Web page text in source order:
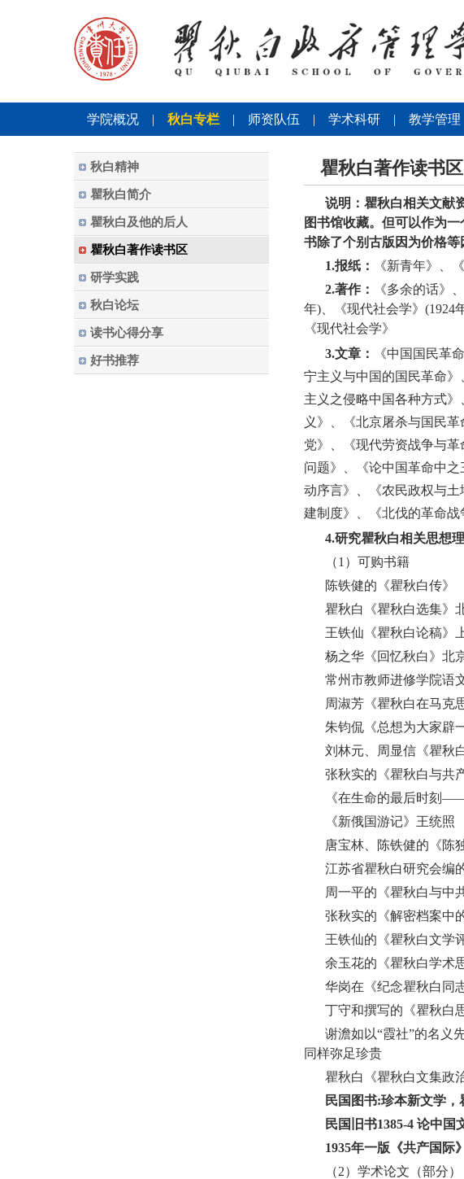
学院概况 | 秋白专栏 | 师资队伍 | 学术科研 | 教学管理
秋白精神
瞿秋白简介
瞿秋白及他的后人
瞿秋白著作读书区
研学实践
秋白论坛
读书心得分享
好书推荐
瞿秋白著作读书区
说明：瞿秋白相关文献
图书馆收藏。但可以作为
书除了个别古版因为价格等
1.报纸：
《新青年》、
2.著作： 《多余的话》
年)、《现代社会学》 (1924
《现代社会学》
3.文章：
《中国国民革
宁主义与中国的国民革命
主义之侵略中国各种方式
义》、《北京屠杀与国民
党》、《现代劳资战争与
问题》、《论中国革命中
动序言》、《农民政权与
建制度》、《北伐的革命
4.研究瞿秋白相关思想
（1 ）可购书籍
陈铁健的《瞿秋白传》
瞿秋白《瞿秋白选集》
王铁仙《瞿秋白论稿》
杨之华《回忆秋白》北
常州市教师进修学院语
周淑芳《瞿秋白在马克
朱钧侃《总想为大家辟
刘林元、周显信《瞿秋
张秋实的《瞿秋白与共
《在生命的最后时刻
《新俄国游记》王统照
唐宝林、陈铁健的《陈
江苏省瞿秋白研究会编
周一平的《瞿秋白与中
张秋实的《解密档案中
王铁仙的《瞿秋白文学
余玉花的《瞿秋白学术
华岗在《纪念瞿秋白同
丁守和撰写的《瞿秋白
谢澹如以“霞社”的名义
同样弥足珍贵
瞿秋白《瞿秋白文集政
民国图书:珍本新文学，
民国旧书1385-4 论中国
1935年一版《共产国际
（2）学术论文（部分）